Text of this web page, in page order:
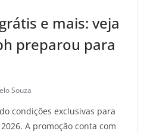
e mais: veja
preparou para
Souza
condições exclusivas para
A promoção conta com